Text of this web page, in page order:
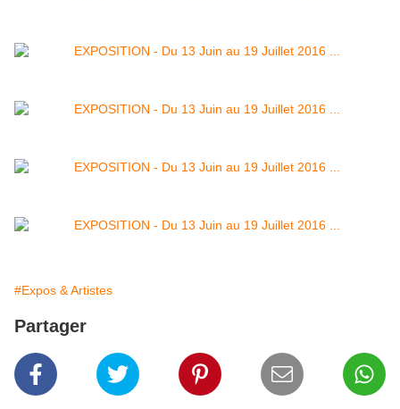
#Expos & Artistes
Partager